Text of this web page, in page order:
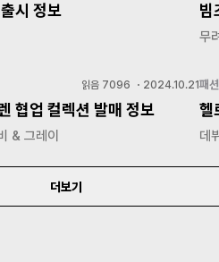
시 정보 빔
무
읽음 7096 ・ 2024.10.21
협업 컬렉션 발매 정보
& 그레이
패
헬
데
더보기